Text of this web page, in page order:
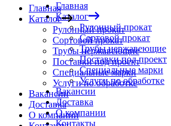
Главная
Каталог
Рулонный прокат
Сортовой прокат
Трубы нержавеющие
Поставки под проект
Специальные марки
Услуги по обработке
Вакансии
Доставка
О компании
Контакты
Главная
Каталог
Рулонный прокат
Сортовой прокат
Трубы нержавеющие
Поставки под проект
Специальные марки
Услуги по обработке
Вакансии
Доставка
О компании